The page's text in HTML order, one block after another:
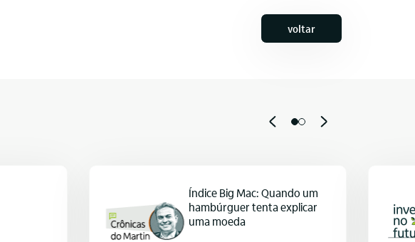
voltar
Índice Big Mac: Quando um
hambúrguer tenta explicar
uma moeda